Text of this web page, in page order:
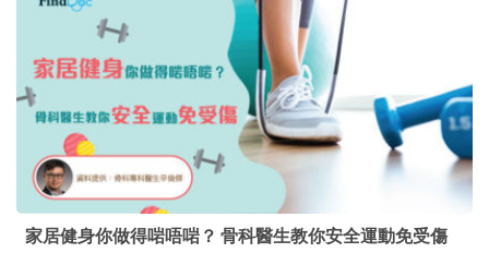
家居健身你做得啱唔啱？ 骨科醫生教你安全運動免受傷